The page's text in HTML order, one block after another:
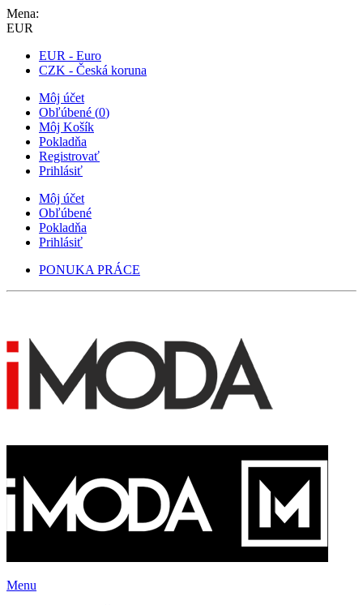
Mena:
EUR
EUR - Euro
CZK - Česká koruna
Môj účet
Obľúbené (0)
Môj Košík
Pokladňa
Registrovať
Prihlásiť
Môj účet
Obľúbené
Pokladňa
Prihlásiť
PONUKA PRÁCE
Menu